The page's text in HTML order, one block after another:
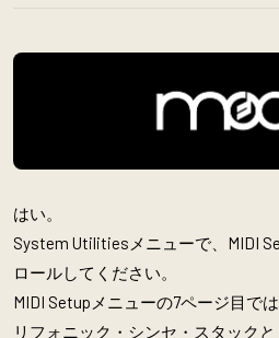
はい。
System Utilitiesメニューで、MIDI
ロールしてください。
MIDI Setupメニューの7ページ目で
リフォニック・シンセ・スタックと